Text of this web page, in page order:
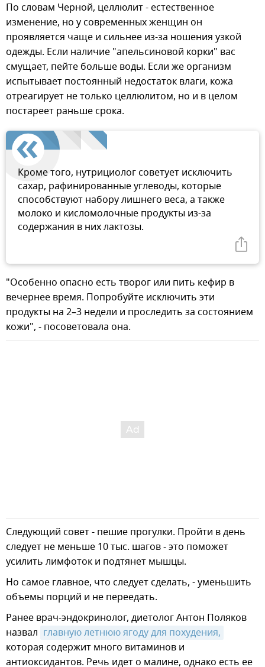
По словам Черной, целлюлит - естественное
изменение, но у современных женщин он
проявляется чаще и сильнее из-за ношения узкой
одежды. Если наличие "апельсиновой корки" вас
смущает, пейте больше воды. Если же организм
испытывает постоянный недостаток влаги, кожа
отреагирует не только целлюлитом, но и в целом
постареет раньше срока.
Кроме того, нутрициолог советует исключить
сахар, рафинированные углеводы, которые
способствуют набору лишнего веса, а также
молоко и кисломолочные продукты из-за
содержания в них лактозы.
"Особенно опасно есть творог или пить кефир в
вечернее время. Попробуйте исключить эти
продукты на 2–3 недели и проследить за состоянием
кожи", - посоветовала она.
Следующий совет - пешие прогулки. Пройти в день
следует не меньше 10 тыс. шагов - это поможет
усилить лимфоток и подтянет мышцы.
Но самое главное, что следует сделать, - уменьшить
объемы порций и не переедать.
Ранее врач-эндокринолог, диетолог Антон Поляков
назвал главную летнюю ягоду для похудения,
которая содержит много витаминов и
антиоксидантов. Речь идет о малине, однако есть ее